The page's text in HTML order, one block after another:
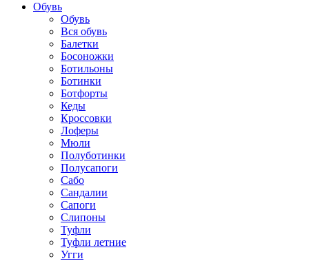
Обувь
Обувь
Вся обувь
Балетки
Босоножки
Ботильоны
Ботинки
Ботфорты
Кеды
Кроссовки
Лоферы
Мюли
Полуботинки
Полусапоги
Сабо
Сандалии
Сапоги
Слипоны
Туфли
Туфли летние
Угги